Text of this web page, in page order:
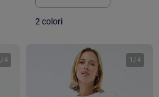
2 colori
/4 1 /4